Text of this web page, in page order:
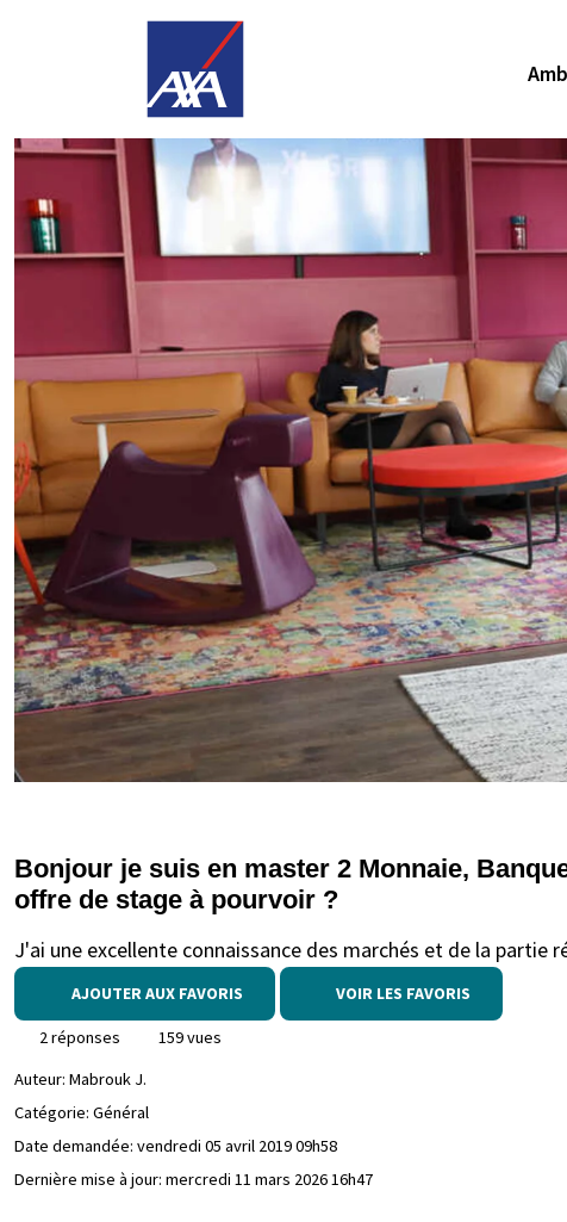
Bonjour je suis en master 2 Monnaie,
offre de stage à pourvoir ?
J'ai une excellente connaissance des marchés et de la partie
AJOUTER AUX FAVORIS VOIR LES FAVORIS
2 réponses
159 vues
Auteur: Mabrouk J.
Catégorie: Général
Date demandée: vendredi 05 avril 2019 09h58
Dernière mise à jour: mercredi 11 mars 2026 16h47